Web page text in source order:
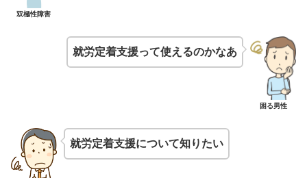
双極性障害
困る男性
就労定着支援って使えるのかなあ
就労定着支援について知りたい